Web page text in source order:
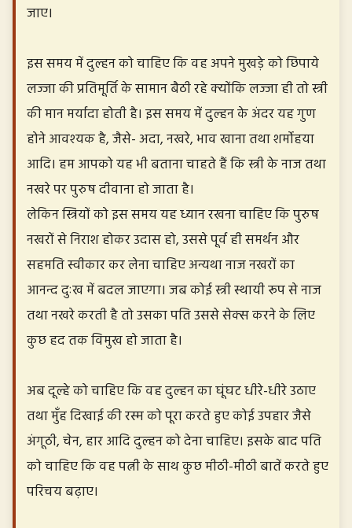
जाए।
इस समय में दुल्हन को चाहिए कि वह अपने मुखड़े को छिपाये
लज्जा की प्रतिमूर्ति के सामान बैठी रहे क्योंकि लज्जा ही तो स्त्री
की मान मर्यादा होती है। इस समय में दुल्हन के अंदर यह गुण
होने आवश्यक है, जैसे- अदा, नखरे, भाव खाना तथा शर्मोहया
आदि। हम आपको यह भी बताना चाहते हैं कि स्त्री के नाज तथा
नखरे पर पुरुष दीवाना हो जाता है।
लेकिन स्त्रियों को इस समय यह ध्यान रखना चाहिए कि पुरुष
नखरों से निराश होकर उदास हो, उससे पूर्व ही समर्थन और
सहमति स्वीकार कर लेना चाहिए अन्यथा नाज नखरों का
आनन्द दुःख में बदल जाएगा। जब कोई स्त्री स्थायी रूप से नाज
तथा नखरे करती है तो उसका पति उससे सेक्स करने के लिए
कुछ हद तक विमुख हो जाता है।
अब दूल्हे को चाहिए कि वह दुल्हन का घूंघट धीरे-धीरे उठाए
तथा मुँह दिखाई की रस्म को पूरा करते हुए कोई उपहार जैसे
अंगूठी, चेन, हार आदि दुल्हन को देना चाहिए। इसके बाद पति
को चाहिए कि वह पत्नी के साथ कुछ मीठी-मीठी बातें करते हुए
परिचय बढ़ाए।